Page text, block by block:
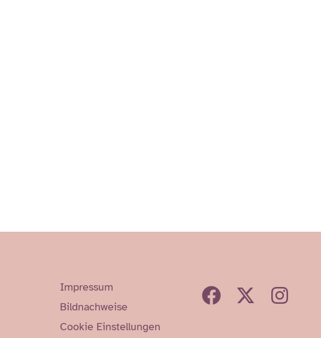
Impressum
Bildnachweise
Cookie Einstellungen